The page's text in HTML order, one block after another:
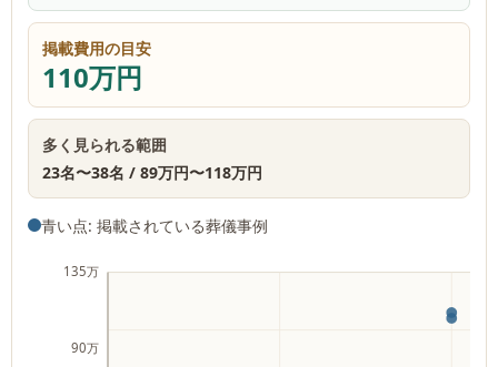
掲載費用の目安
110万円
多く見られる範囲
23名〜38名 / 89万円〜118万円
青い点: 掲載されている葬儀事例
90万
135万